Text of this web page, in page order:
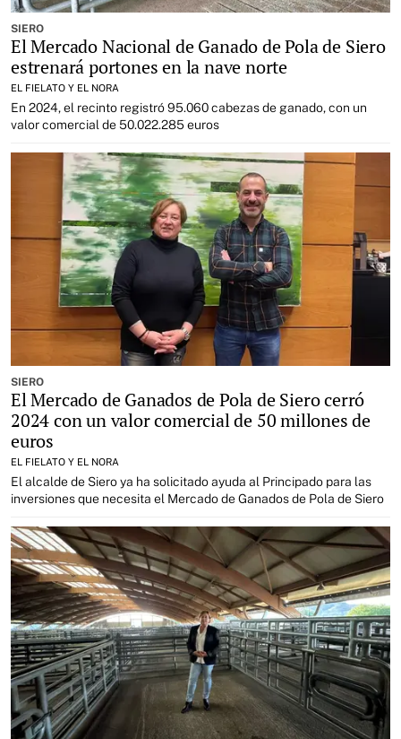
SIERO
El Mercado Nacional de Ganado de Pola de Siero
estrenará portones en la nave norte
EL FIELATO Y EL NORA
En 2024, el recinto registró 95.060 cabezas de ganado, con un
valor comercial de 50.022.285 euros
SIERO
El Mercado de Ganados de Pola de Siero cerró
2024 con un valor comercial de 50 millones de
euros
EL FIELATO Y EL NORA
El alcalde de Siero ya ha solicitado ayuda al Principado para las
inversiones que necesita el Mercado de Ganados de Pola de Siero